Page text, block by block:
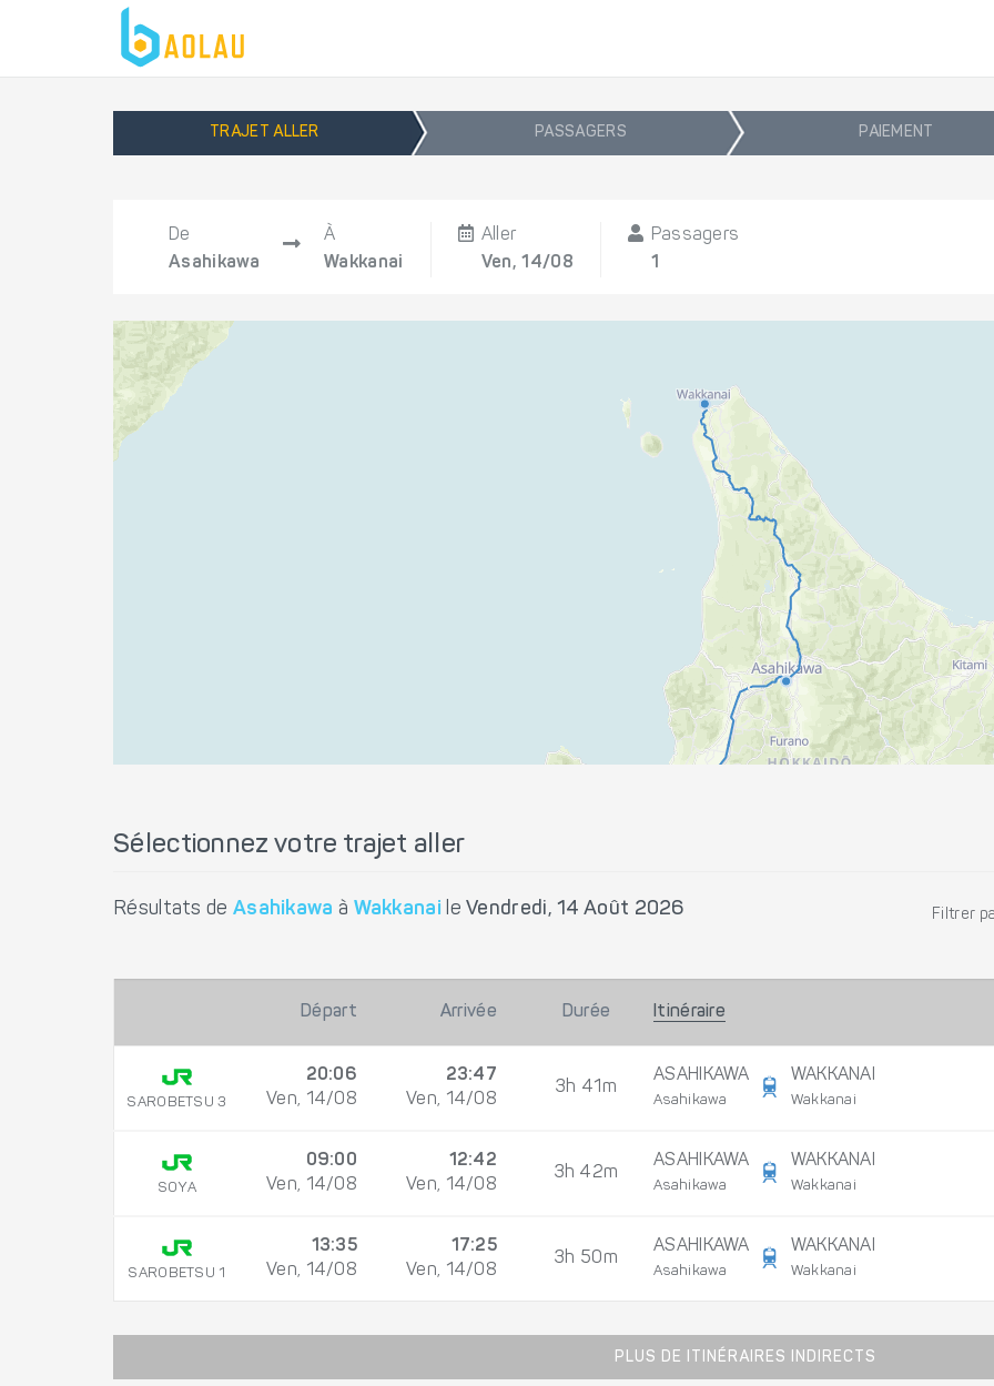
TRAJET ALLER PASSAGERS PAIEMENT
De
Asahikawa
À
Wakkanai
Aller
Ven, 14/08
Passagers
1
Sélectionnez votre trajet aller
Résultats de Asahikawa à Wakkanai le Vendredi, 14 Août 2026 Filtrer
Départ Arrivée Durée Itinéraire
SAROBETSU 3
20:06
Ven, 14/08
23:47
Ven, 14/08
3h 41m
ASAHIKAWA
Asahikawa
WAKKANAI
Wakkanai
SOYA
09:00
Ven, 14/08
12:42
Ven, 14/08
3h 42m
ASAHIKAWA
Asahikawa
WAKKANAI
Wakkanai
SAROBETSU 1
13:35
Ven, 14/08
17:25
Ven, 14/08
3h 50m
ASAHIKAWA
Asahikawa
WAKKANAI
Wakkanai
PLUS DE ITINÉRAIRES INDIRECTS